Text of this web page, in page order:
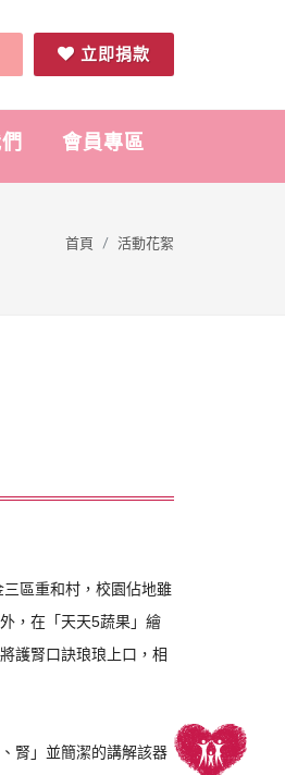
立即捐款
會員專區
首頁 活動花絮
區重和村，校園佔地雖
，在「天天5蔬果」繪
護腎口訣琅琅上口，相
腎」並簡潔的講解該器